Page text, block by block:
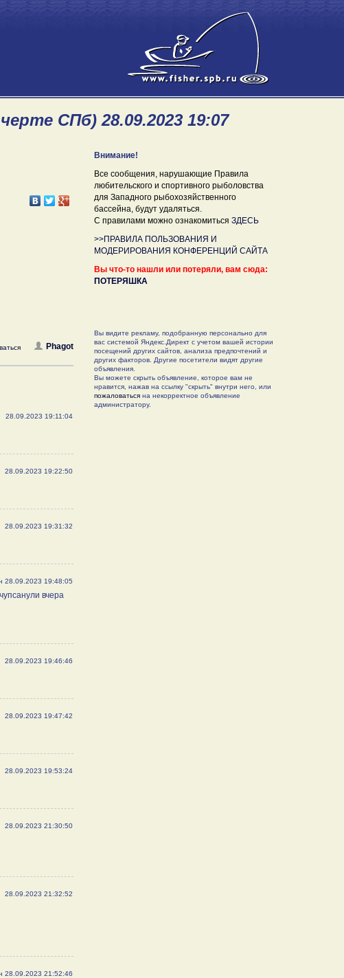
СПб) 28.09.2023 19:07
Phagot
28.09.2023 19:11:04
28.09.2023 19:22:50
28.09.2023 19:31:32
28.09.2023 19:48:05
вчера
28.09.2023 19:46:46
28.09.2023 19:47:42
28.09.2023 19:53:24
28.09.2023 21:30:50
28.09.2023 21:32:52
28.09.2023 21:52:46
Внимание!
Все сообщения, нарушающие Правила
любительского и спортивного рыболовства
для Западного рыбохозяйственного
бассейна, будут удаляться.
С правилами можно ознакомиться ЗДЕСЬ
>>ПРАВИЛА ПОЛЬЗОВАНИЯ И
МОДЕРИРОВАНИЯ КОНФЕРЕНЦИЙ САЙТА
Вы что-то нашли или потеряли, вам сюда:
ПОТЕРЯШКА
Вы видите рекламу, подобранную персонально для
вас системой Яндекс.Директ с учетом вашей истории
посещений других сайтов, анализа предпочтений и
других факторов. Другие посетители видят другие
объявления.
Вы можете скрыть объявление, которое вам не
нравится, нажав на ссылку "скрыть" внутри него, или
пожаловатьсяна некорректное объявление
администратору.